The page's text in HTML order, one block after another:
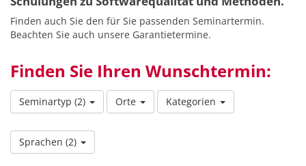
Finden auch Sie den für Sie passenden Seminartermin.
Beachten Sie auch unsere Garantietermine.
Finden Sie Ihren Wunschtermin:
Seminartyp (2) Orte Kategorien
Sprachen (2)